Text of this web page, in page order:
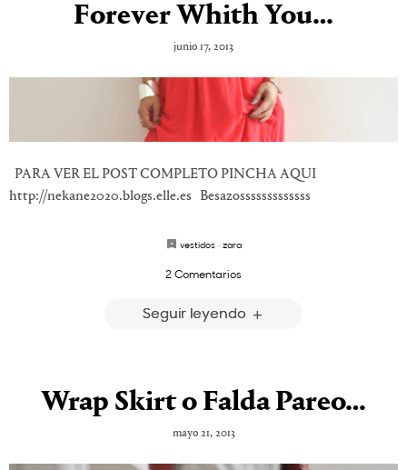
Forever Whith You…
junio 17, 2013
PARA VER EL POST COMPLETO PINCHA AQUI
http://nekane2020.blogs.elle.es Besazosssssssssssss
vestidos· zara
2 Comentarios
Seguir leyendo
Wrap Skirt o Falda Pareo…
mayo 21, 2013